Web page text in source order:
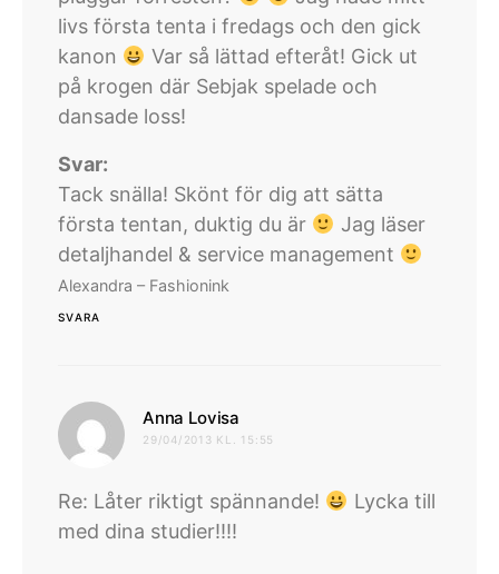
livs första tenta i fredags och den gick
kanon
Var så lättad efteråt! Gick ut
på krogen där Sebjak spelade och
dansade loss!
Svar:
Tack snälla! Skönt för dig att sätta
första tentan, duktig du är
Jag läser
detaljhandel & service management
Alexandra – Fashionink
SVARA
Anna Lovisa
29/04/2013 KL. 15:55
Re: Låter riktigt spännande!
Lycka till
med dina studier!!!!